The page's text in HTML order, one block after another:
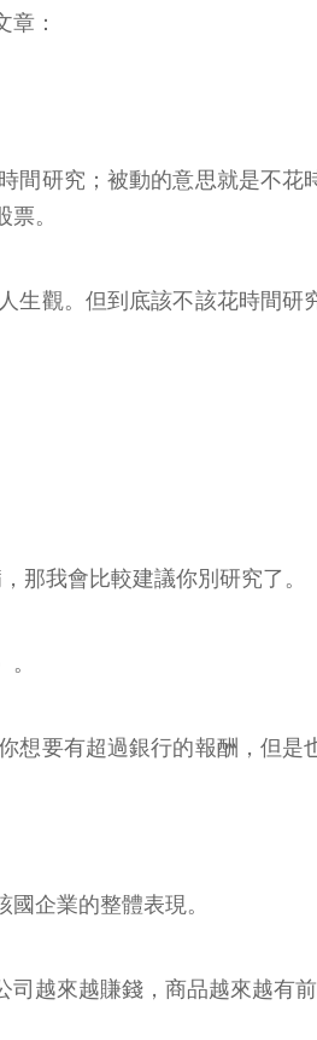
：
研究；被動的意思就是不
。
觀。但到底該不該花時間
那我會比較建議你別研究了。
。
要有超過銀行的報酬，但
企業的整體表現。
越來越賺錢，商品越來越有前